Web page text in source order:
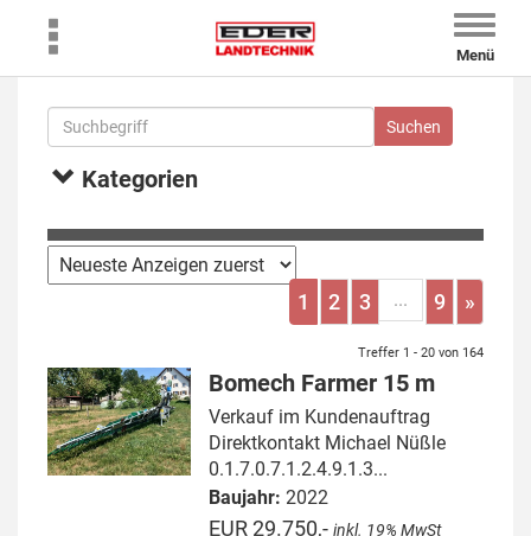
Toggle
Menü
Kategorien
1 2 3 ... 9 »
Treffer 1 - 20 von 164
Bomech Farmer 15 m
Verkauf im Kundenauftrag
Direktkontakt Michael Nüßle
0.1.7.0.7.1.2.4.9.1.3...
Baujahr: 2022
EUR 29.750,- inkl. 19% MwSt